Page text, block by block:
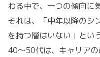
わる中で、一つの傾向に
それは、「中年以降のシ
を持つ層はいない」とい
40〜50代は、キャリア